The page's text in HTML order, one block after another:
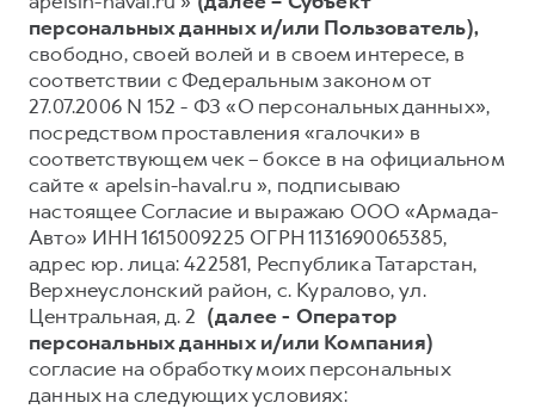
DARGO DARGO X
от 3 499 000 ₽
F7
от 2 899 000 ₽
F7X
от 3 599 000 ₽
Тест-драйв
Трейд-ин
КРЕДИТ И СТРАХОВАНИЕ
Кредитный калькулятор
Страхование
Кредит
КОРПОРАТИВНЫМ КЛИЕНТАМ
Для малого бизнеса
СЕРВИСНОЕ ОБСЛУЖИВАНИЕ
Нулевое ТО
Программа «Помощь на дороге»
Регламенты технического обслуживания
Электронный ПТС
ПОДДЕРЖКА
GWM Безопасность
Гарантия HAVAL
Мобильное приложение GWM
О дилере
Наша команда
Контакты
персональных данных и/или Пользователь),
свободно, своей волей и в своем интересе, в
соответствии с Федеральным законом от
27.07.2006 N 152 - ФЗ «О персональных данных»,
посредством проставления «галочки» в
соответствующем чек – боксе в на официальном
сайте « apelsin-haval.ru », подписываю
настоящее Согласие и выражаю ООО «Армада-
Авто» ИНН 1615009225 ОГРН 1131690065385,
адрес юр. лица: 422581, Республика Татарстан,
Верхнеуслонский район, с. Куралово, ул.
Центральная, д. 2 (далее - Оператор
персональных данных и/или Компания)
согласие на обработку моих персональных
данных на следующих условиях: